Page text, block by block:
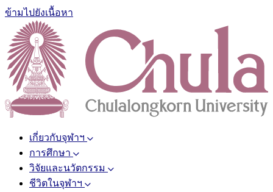
ข้ามไปยังเนื้อหา
เกี่ยวกับจุฬาฯ
การศึกษา
วิจัยและนวัตกรรม
ชีวิตในจุฬาฯ